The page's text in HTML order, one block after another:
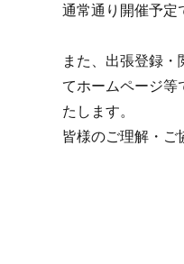
通常通り開催予定
また、出張登録
てホームページ等
たします。
皆様のご理解・ご